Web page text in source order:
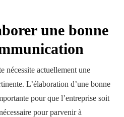
une bonne
nécessite actuellement une
L’élaboration d’une bonne
pour que l’entreprise soit
pour parvenir à